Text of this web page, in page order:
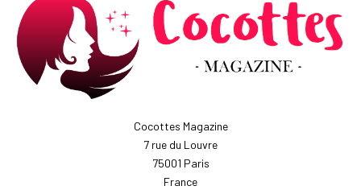
Cocottes Magazine
7 rue du Louvre
75001 Paris
France